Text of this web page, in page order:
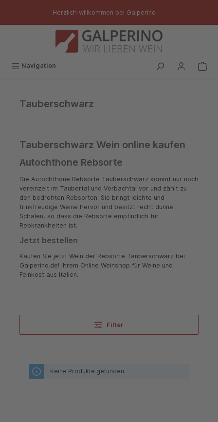
Herzlich willkommen bei Galperino
Navigation
Tauberschwarz
Tauberschwarz Wein online kaufen
Autochthone Rebsorte
Die Autochthone Rebsorte Tauberschwarz kommt nur noch
vereinzelt im Taubertal und Vorbachtal vor und zählt zu
den bedrohten Rebsorten. Sie bringt leichte und
trinkfreudige Weine hervor und besitzt recht dünne
Schalen, so dass die Rebsorte empfindlich für
Rebkrankheiten ist.
Jetzt bestellen
Kaufen Sie jetzt Wein der Rebsorte Tauberschwarz bei
Galperino.de! Ihrem Online Weinshop für Weine und
Feinkost aus Italien.
Filter
Keine Produkte gefunden.